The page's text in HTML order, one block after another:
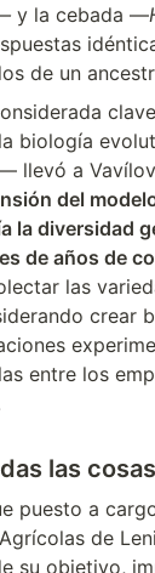
y la cebada —
de un
biología
llevó a
del
la diversidad
de años de
las
crear
entre los
las cosas
puesto a
de
su objetivo,